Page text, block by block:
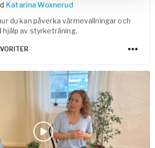
Katarina Woxnerud
du kan påverka värmevallningar och
av styrketräning.